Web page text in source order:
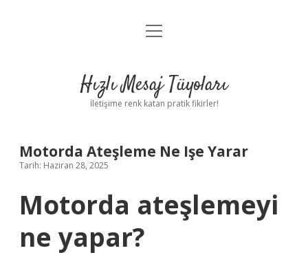
Anasayfa
Yasal Uyarı
menüyü
Hızlı Mesaj Tüyoları
İletişime renk katan pratik fikirler!
Motorda Ateşleme Ne Işe Yarar
Tarih: Haziran 28, 2025
Motorda ateşlemeyi
ne yapar?